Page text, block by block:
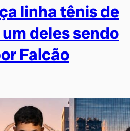
linha tênis de
deles sendo
Falcão